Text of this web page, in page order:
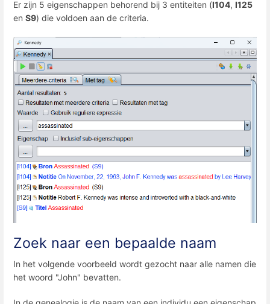
Er zijn 5 eigenschappen behorend bij 3 entiteiten (I104, I125
en S9) die voldoen aan de criteria.
Zoek naar een bepaalde naam
In het volgende voorbeeld wordt gezocht naar alle namen die
het woord "John" bevatten.